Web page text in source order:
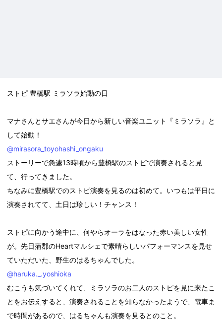
ストピ 豊橋駅 ミラソラ始動の日
マナさんとサエさんが今日から新しい音楽ユニット『ミラソラ』と
して始動！
@mirasora_toyohashi_ongaku
ストーリーで急遽13時頃から豊橋駅のストピで演奏されると見
て、行ってきました。
ちなみに豊橋駅でのストピ演奏を見るのは初めて。いつもは平日に
演奏されてて、土日は珍しい！チャンス！
ストピに向かう途中に、何やらオーラをはなった赤い美しい女性
が。先日蒲郡のHeartマルシェで素晴らしいパフォーマンスを見せ
ていただいた、野生のはるちゃんでした。
@haruka._.yoshioka
むこうも気づいてくれて、ミラソラのお二人のストピを見に来たこ
とをお伝えすると、演奏されることを知らなかったようで、電車ま
で時間があるので、はるちゃんも演奏を見るとのこと。